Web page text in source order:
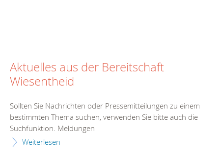
Aktuelles aus der Bereitschaft
Wiesentheid
Sollten Sie Nachrichten oder Pressemitteilungen zu einem
bestimmten Thema suchen, verwenden Sie bitte auch die
Suchfunktion. Meldungen
Weiterlesen